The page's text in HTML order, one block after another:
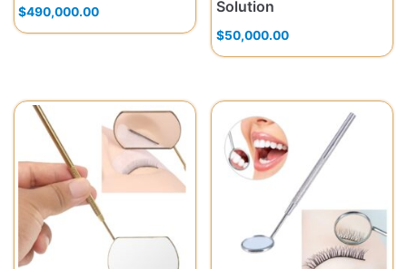
$490,000.00
Solution
$50,000.00